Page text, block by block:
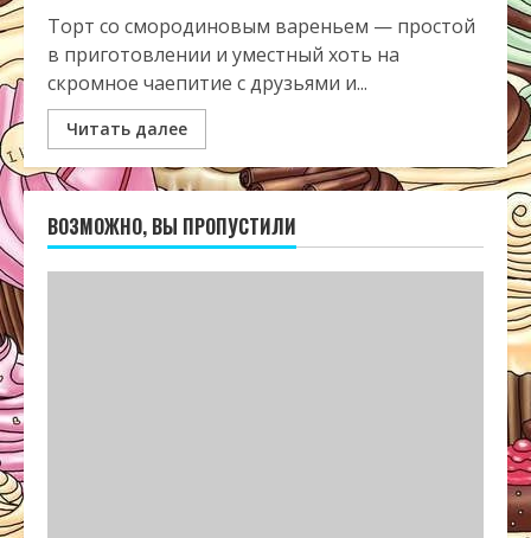
Торт со смородиновым вареньем — простой
в приготовлении и уместный хоть на
скромное чаепитие с друзьями и...
Читать далее
ВОЗМОЖНО, ВЫ ПРОПУСТИЛИ